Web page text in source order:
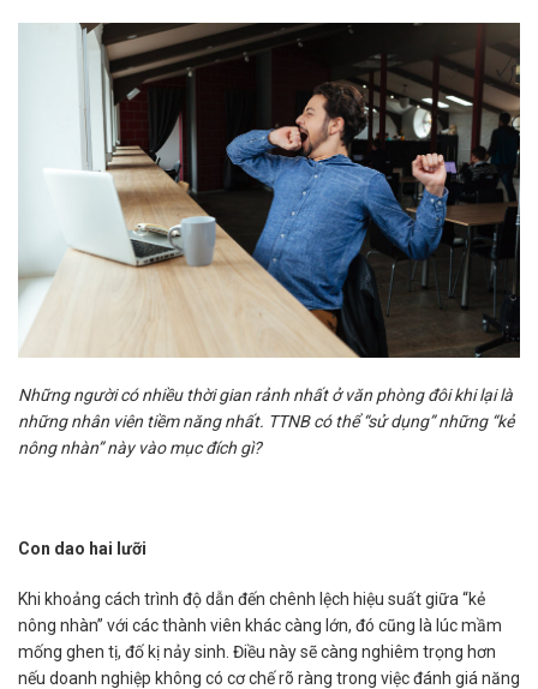
Những người có nhiều thời gian rảnh nhất ở văn phòng đôi khi lại là
những nhân viên tiềm năng nhất. TTNB có thể “sử dụng” những “kẻ
nông nhàn” này vào mục đích gì?
Con dao hai lưỡi
Khi khoảng cách trình độ dẫn đến chênh lệch hiệu suất giữa “kẻ
nông nhàn” với các thành viên khác càng lớn, đó cũng là lúc mầm
mống ghen tị, đố kị nảy sinh. Điều này sẽ càng nghiêm trọng hơn
nếu doanh nghiệp không có cơ chế rõ ràng trong việc đánh giá năng